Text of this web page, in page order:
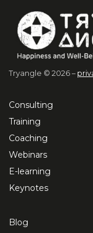
Tryangle © 2026 –
Consulting
Training
Coaching
Webinars
E-learning
Keynotes
Blog